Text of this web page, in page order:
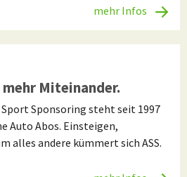
mehr Infos
Miteinander.
Sponsoring steht seit 1997
Auto Abos. Einsteigen,
alles andere kümmert sich ASS.